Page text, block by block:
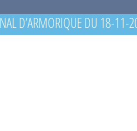
D’ARMORIQUE DU 18-11-